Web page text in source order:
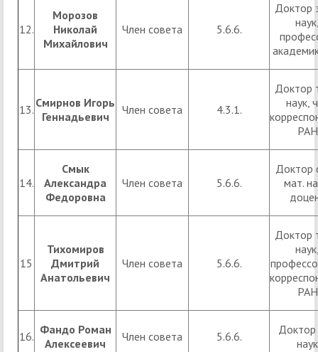
12.
Морозов
Николай
Михайлович
Член совета 5.6.6.
Доктор
13. Смирнов Игорь
Геннадьевич
Член совета 4.3.1.
Доктор
наук,
РАН
14.
Смык
Александра
Федоровна
Член совета 5.6.6.
Доктор
мат.
15
Тихомиров
Дмитрий
Анатольевич
Член совета 5.6.6.
Доктор
РАН
16. Фандо Роман
Алексеевич
Член совета 5.6.6.
Доктор
наук